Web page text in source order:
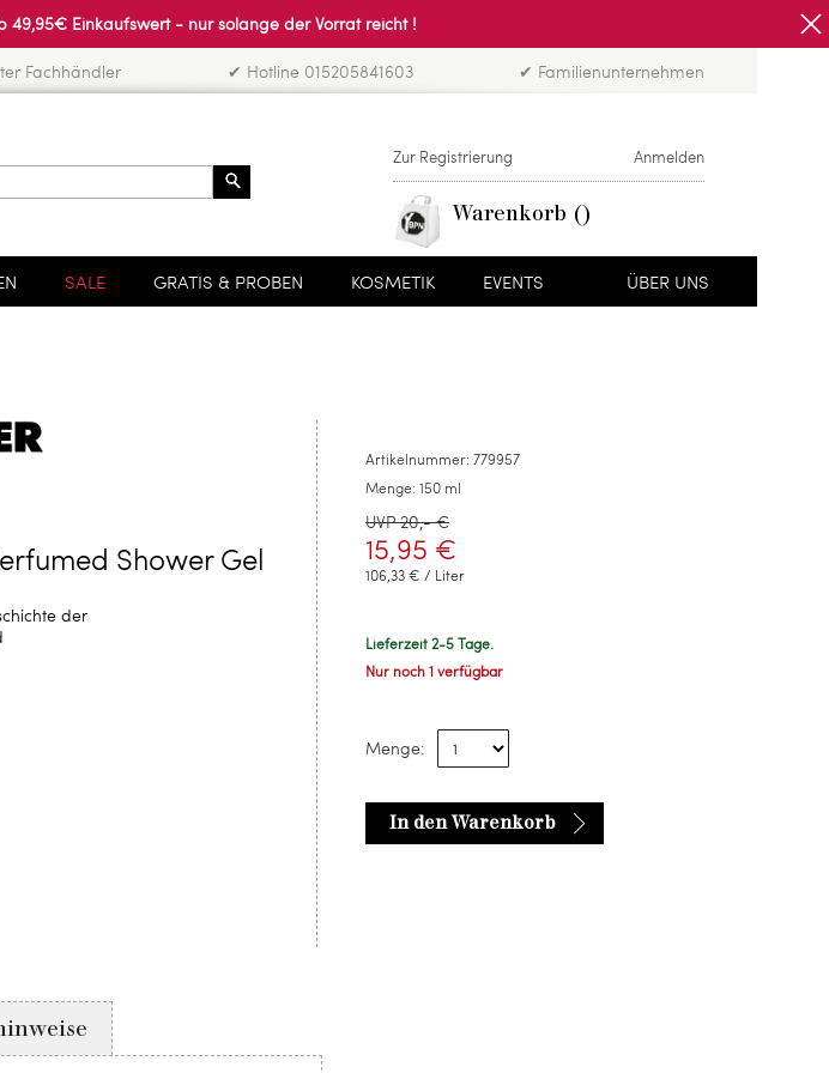
49,95€ Einkaufswert - nur solange der Vorrat reicht !
Fachhändler ✔ Hotline 015205841603 ✔ Familienunternehmen
Zur Registrierung Anmelden
Warenkorb
SALE GRATIS & PROBEN KOSMETIK EVENTS ÜBER UNS
Shower Gel
der
Artikelnummer: 779957
Menge: 150 ml
UVP 20,- €
15,95 €
106,33 € / Liter
Lieferzeit 2-5 Tage.
Nur noch 1 verfügbar
Menge:
In den Warenkorb